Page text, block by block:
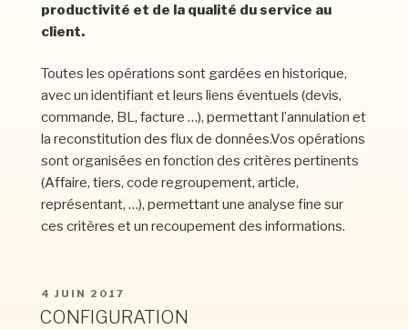
productivité et de la qualité du service au
client.
Toutes les opérations sont gardées en historique,
avec un identifiant et leurs liens éventuels (devis,
commande, BL, facture …), permettant l’annulation et
la reconstitution des flux de données.Vos opérations
sont organisées en fonction des critères pertinents
(Affaire, tiers, code regroupement, article,
représentant, …), permettant une analyse fine sur
ces critères et un recoupement des informations.
PUBLIÉ
LE
4 JUIN 2017
CONFIGURATION